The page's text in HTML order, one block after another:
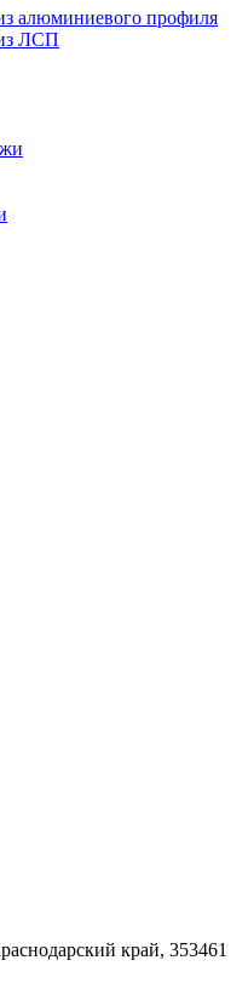
алюминиевого профиля
ЛСП
край, 353461